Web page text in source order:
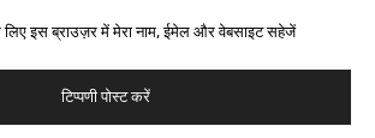
लिए इस ब्राउज़र में मेरा नाम, ईमेल और वेबसाइट सहेजें